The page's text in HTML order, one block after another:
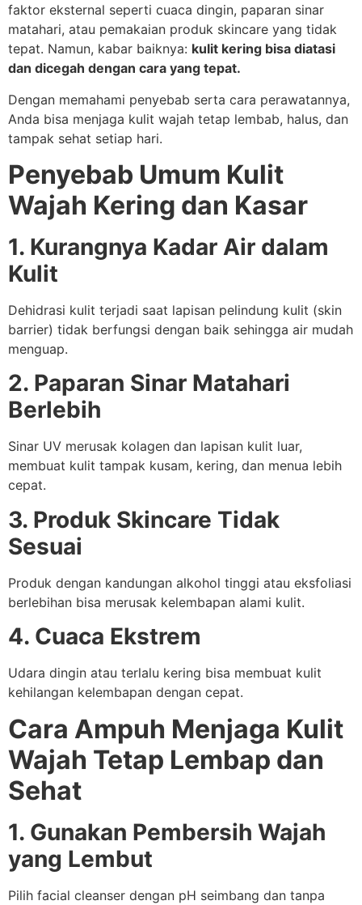
faktor eksternal seperti cuaca dingin, paparan sinar
matahari, atau pemakaian produk skincare yang tidak
tepat. Namun, kabar baiknya: kulit kering bisa diatasi
dan dicegah dengan cara yang tepat.
Dengan memahami penyebab serta cara perawatannya,
Anda bisa menjaga kulit wajah tetap lembab, halus, dan
tampak sehat setiap hari.
Penyebab Umum Kulit
Wajah Kering dan Kasar
1. Kurangnya Kadar Air dalam
Kulit
Dehidrasi kulit terjadi saat lapisan pelindung kulit (skin
barrier) tidak berfungsi dengan baik sehingga air mudah
menguap.
2. Paparan Sinar Matahari
Berlebih
Sinar UV merusak kolagen dan lapisan kulit luar,
membuat kulit tampak kusam, kering, dan menua lebih
cepat.
3. Produk Skincare Tidak
Sesuai
Produk dengan kandungan alkohol tinggi atau eksfoliasi
berlebihan bisa merusak kelembapan alami kulit.
4. Cuaca Ekstrem
Udara dingin atau terlalu kering bisa membuat kulit
kehilangan kelembapan dengan cepat.
Cara Ampuh Menjaga Kulit
Wajah Tetap Lembap dan
Sehat
1. Gunakan Pembersih Wajah
yang Lembut
Pilih facial cleanser dengan pH seimbang dan tanpa